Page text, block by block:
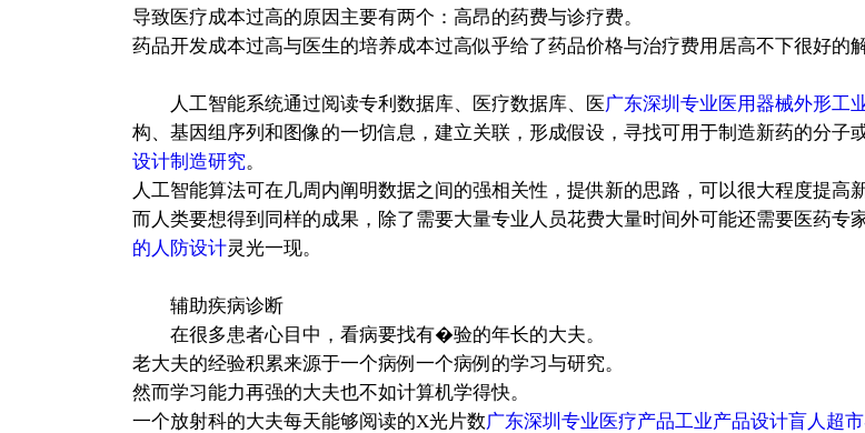
导致医疗成本过高的原因主要有两个：高昂的药费与诊疗费。
药品开发成本过高与医生的培养成本过高似乎给了药品价格与治疗费用居高不下很好的解
人工智能系统通过阅读专利数据库、医疗数据库、医广东深圳专业医用器械外形工
构、基因组序列和图像的一切信息，建立关联，形成假设，寻找可用于制造新药的分子
设计制造研究。
人工智能算法可在几周内阐明数据之间的强相关性，提供新的思路，可以很大程度提高
而人类要想得到同样的成果，除了需要大量专业人员花费大量时间外可能还需要医药专
的人防设计灵光一现。
辅助疾病诊断
在很多患者心目中，看病要找有�验的年长的大夫。
老大夫的经验积累来源于一个病例一个病例的学习与研究。
然而学习能力再强的大夫也不如计算机学得快。
一个放射科的大夫每天能够阅读的X光片数广东深圳专业医疗产品工业产品设计盲人超